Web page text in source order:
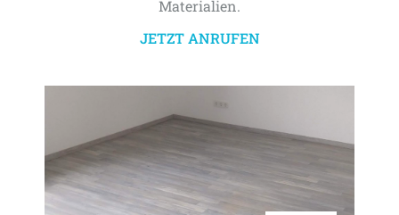
Materialien.
JETZT ANRUFEN